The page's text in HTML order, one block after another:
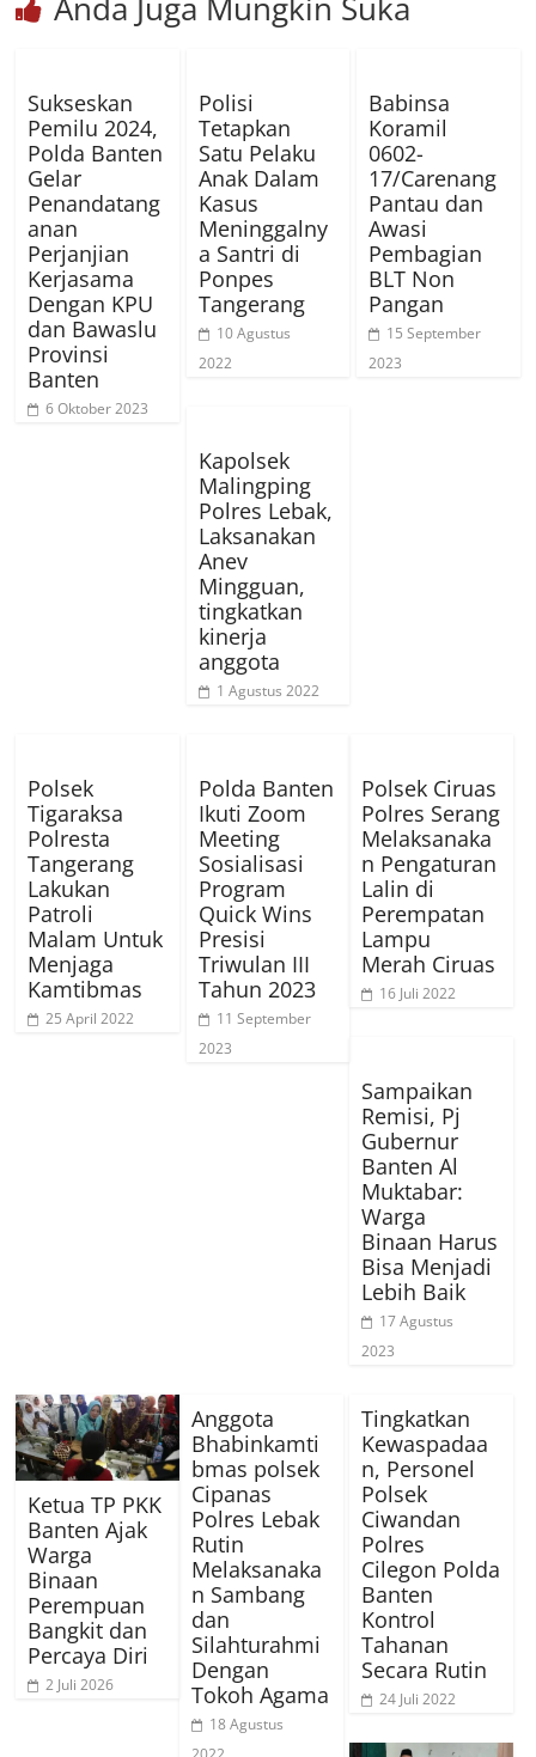
Sukseskan
Pemilu 2024,
Polda Banten
Gelar
Penandatang
anan
Perjanjian
Kerjasama
Dengan KPU
dan Bawaslu
Provinsi
Banten
6 Oktober 2023
Polisi
Tetapkan
Satu Pelaku
Anak Dalam
Kasus
Meninggalny
a Santri di
Ponpes
Tangerang
10 Agustus
2022
Babinsa
Koramil
0602-
17/Carenang
Pantau dan
Awasi
Pembagian
BLT Non
Pangan
15 September
2023
Kapolsek
Malingping
Polres Lebak,
Laksanakan
Anev
Mingguan,
tingkatkan
kinerja
anggota
1 Agustus 2022
Polsek
Tigaraksa
Polresta
Tangerang
Lakukan
Patroli
Malam Untuk
Menjaga
Kamtibmas
25 April 2022
Polda Banten
Ikuti Zoom
Meeting
Sosialisasi
Program
Quick Wins
Presisi
Triwulan III
Tahun 2023
11 September
2023
Polsek Ciruas
Polres Serang
Melaksanaka
n Pengaturan
Lalin di
Perempatan
Lampu
Merah Ciruas
16 Juli 2022
Sampaikan
Remisi, Pj
Gubernur
Banten Al
Muktabar:
Warga
Binaan Harus
Bisa Menjadi
Lebih Baik
17 Agustus
2023
Ketua TP PKK
Banten Ajak
Warga
Binaan
Perempuan
Bangkit dan
Percaya Diri
2 Juli 2026
Anggota
Bhabinkamti
bmas polsek
Cipanas
Polres Lebak
Rutin
Melaksanaka
n Sambang
dan
Silahturahmi
Dengan
Tokoh Agama
18 Agustus
Tingkatkan
Kewaspadaa
n, Personel
Polsek
Ciwandan
Polres
Cilegon Polda
Banten
Kontrol
Tahanan
Secara Rutin
24 Juli 2022